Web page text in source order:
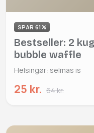
SPAR 61%
Bestseller: 2
bubble waffle
Helsingør: selmas is
25 kr. 64 kr.